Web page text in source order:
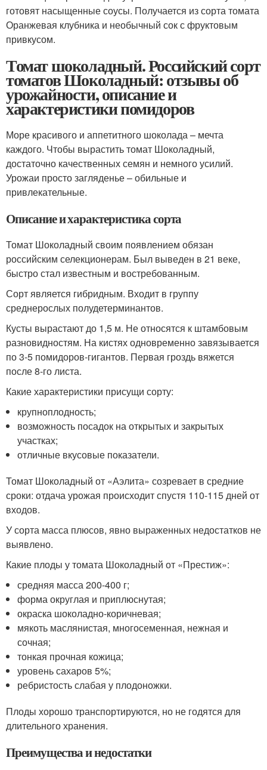
готовят насыщенные соусы. Получается из сорта томата
Оранжевая клубника и необычный сок с фруктовым
привкусом.
Томат шоколадный. Российский сорт
томатов Шоколадный: отзывы об
урожайности, описание и
характеристики помидоров
Море красивого и аппетитного шоколада – мечта
каждого. Чтобы вырастить томат Шоколадный,
достаточно качественных семян и немного усилий.
Урожаи просто загляденье – обильные и
привлекательные.
Описание и характеристика сорта
Томат Шоколадный своим появлением обязан
российским селекционерам. Был выведен в 21 веке,
быстро стал известным и востребованным.
Сорт является гибридным. Входит в группу
среднерослых полудетерминантов.
Кусты вырастают до 1,5 м. Не относятся к штамбовым
разновидностям. На кистях одновременно завязывается
по 3-5 помидоров-гигантов. Первая гроздь вяжется
после 8-го листа.
Какие характеристики присущи сорту:
крупноплодность;
возможность посадок на открытых и закрытых
участках;
отличные вкусовые показатели.
Томат Шоколадный от «Аэлита» созревает в средние
сроки: отдача урожая происходит спустя 110-115 дней от
входов.
У сорта масса плюсов, явно выраженных недостатков не
выявлено.
Какие плоды у томата Шоколадный от «Престиж»:
средняя масса 200-400 г;
форма округлая и приплюснутая;
окраска шоколадно-коричневая;
мякоть маслянистая, многосеменная, нежная и
сочная;
тонкая прочная кожица;
уровень сахаров 5%;
ребристость слабая у плодоножки.
Плоды хорошо транспортируются, но не годятся для
длительного хранения.
Преимущества и недостатки